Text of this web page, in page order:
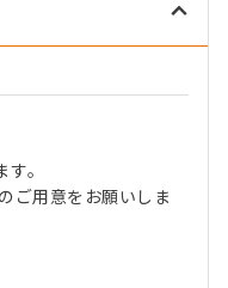
。
ご用意をお願いしま